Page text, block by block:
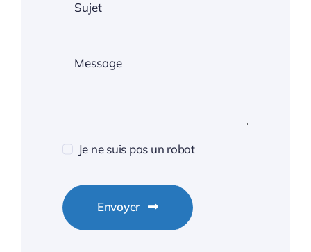
Je ne suis pas un robot
Envoyer